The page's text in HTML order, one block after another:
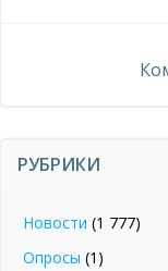
РУБРИКИ
Новости (1 777)
Опросы (1)